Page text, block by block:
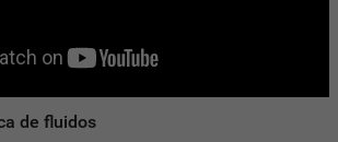
de fluidos